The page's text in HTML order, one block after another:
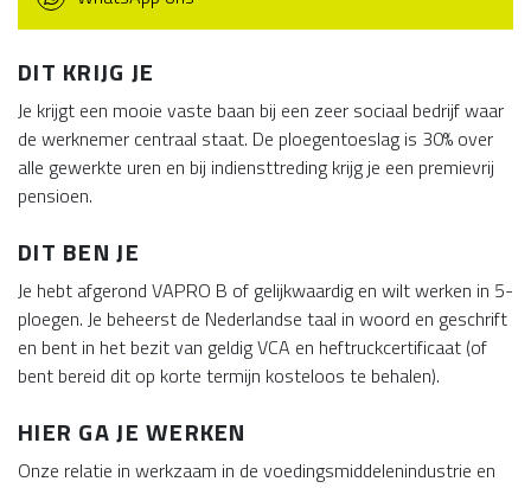
DIT KRIJG JE
Je krijgt een mooie vaste baan bij een zeer sociaal bedrijf waar
de werknemer centraal staat. De ploegentoeslag is 30% over
alle gewerkte uren en bij indiensttreding krijg je een premievrij
pensioen.
DIT BEN JE
Je hebt afgerond VAPRO B of gelijkwaardig en wilt werken in 5-
ploegen. Je beheerst de Nederlandse taal in woord en geschrift
en bent in het bezit van geldig VCA en heftruckcertificaat (of
bent bereid dit op korte termijn kosteloos te behalen).
HIER GA JE WERKEN
Onze relatie in werkzaam in de voedingsmiddelenindustrie en